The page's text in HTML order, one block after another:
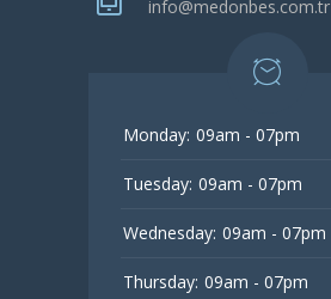
info@medonbes.com.tr
Monday: 09am - 07pm
Tuesday: 09am - 07pm
Wednesday: 09am - 07pm
Thursday: 09am - 07pm